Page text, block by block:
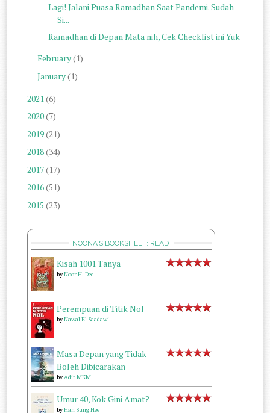
Lagi! Jalani Puasa Ramadhan Saat Pandemi. Sudah
Si...
Ramadhan di Depan Mata nih, Cek Checklist ini Yuk
February(1)
January(1)
2021(6)
2020(7)
2019(21)
2018(34)
2017(17)
2016(51)
2015 (23)
NOONA'S BOOKSHELF: READ
Kisah 1001 Tanya
byNoor H. Dee
Perempuan di Titik Nol
byNawal El Saadawi
Masa Depan yang Tidak
Boleh Dibicarakan
byAdit MKM
Umur 40, Kok Gini Amat?
byHan Sung Hee